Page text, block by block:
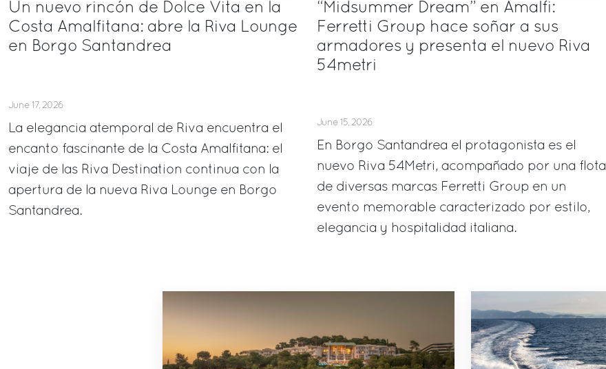
Un nuevo rincón de Dolce Vita en la
Costa Amalfitana: abre la Riva Lounge
en Borgo Santandrea
June 17, 2026
La elegancia atemporal de Riva encuentra el
encanto fascinante de la Costa Amalfitana: el
viaje de las Riva Destination continua con la
apertura de la nueva Riva Lounge en Borgo
Santandrea.
“Midsummer Dream” en Amalfi:
Ferretti Group hace soñar a sus
armadores y presenta el nuevo Riva
54metri
June 15, 2026
En Borgo Santandrea el protagonista es el
nuevo Riva 54Metri, acompañado por una flota
de diversas marcas Ferretti Group en un
evento memorable caracterizado por estilo,
elegancia y hospitalidad italiana.